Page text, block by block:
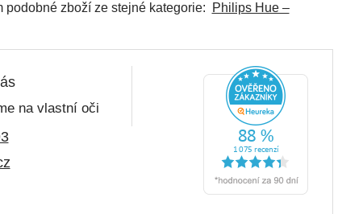
podobné zboží ze stejné kategorie:
Philips Hue –
na vlastní oči